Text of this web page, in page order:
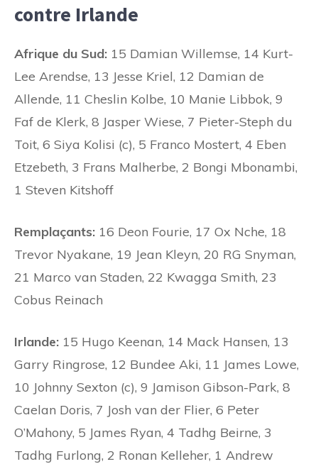
contre Irlande
Afrique du Sud: 15 Damian Willemse, 14 Kurt-
Lee Arendse, 13 Jesse Kriel, 12 Damian de
Allende, 11 Cheslin Kolbe, 10 Manie Libbok, 9
Faf de Klerk, 8 Jasper Wiese, 7 Pieter-Steph du
Toit, 6 Siya Kolisi (c), 5 Franco Mostert, 4 Eben
Etzebeth, 3 Frans Malherbe, 2 Bongi Mbonambi,
1 Steven Kitshoff
Remplaçants: 16 Deon Fourie, 17 Ox Nche, 18
Trevor Nyakane, 19 Jean Kleyn, 20 RG Snyman,
21 Marco van Staden, 22 Kwagga Smith, 23
Cobus Reinach
Irlande: 15 Hugo Keenan, 14 Mack Hansen, 13
Garry Ringrose, 12 Bundee Aki, 11 James Lowe,
10 Johnny Sexton (c), 9 Jamison Gibson-Park, 8
Caelan Doris, 7 Josh van der Flier, 6 Peter
O’Mahony, 5 James Ryan, 4 Tadhg Beirne, 3
Tadhg Furlong, 2 Ronan Kelleher, 1 Andrew